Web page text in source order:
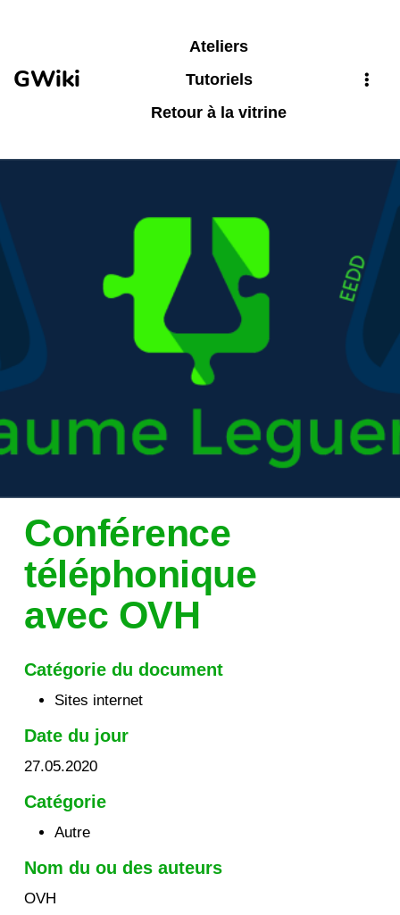
GWiki
Ateliers
Tutoriels
Retour à la vitrine
Conférence
téléphonique
avec OVH
Catégorie du document
Sites internet
Date du jour
27.05.2020
Catégorie
Autre
Nom du ou des auteurs
OVH